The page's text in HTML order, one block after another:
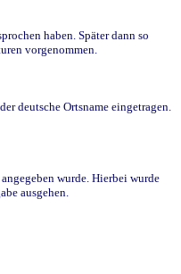
haben. Später dann so
vorgenommen.
deutsche Ortsname eingetragen.
wurde. Hierbei wurde
ausgehen.